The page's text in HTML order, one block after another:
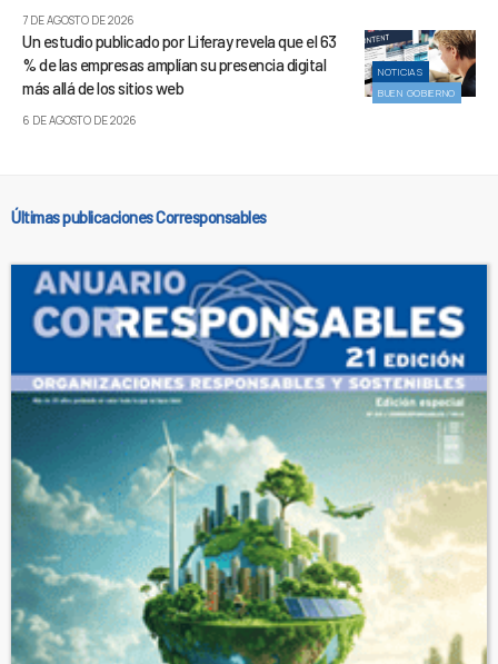
7 DE AGOSTO DE 2026
NOTICIAS
BUEN GOBIERNO
Un estudio publicado por Liferay revela que el 63
% de las empresas amplían su presencia digital
más allá de los sitios web
6 DE AGOSTO DE 2026
Últimas publicaciones Corresponsables